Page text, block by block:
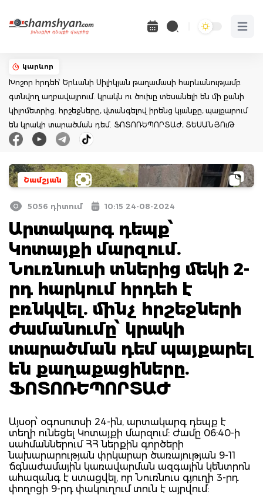
Open
կարևոր
Խոշոր հրդեհ՝ Երևանի Սիլիկյան թաղամասի հարևանությամբ
գտնվող աղբավայրում. կրակն ու ծուխը տեսանելի են մի քանի
կիլոմետրից. հրշեջները, վտանգելով իրենց կյանքը, պայքարում
են կրակի տարածման դեմ. ՖՈՏՈՌԵՊՈՐՏԱԺ, ՏԵՍԱՆՅՈւԹ
Շամշյան
5056 դիտում 10:15 24-08-2024
Արտակարգ դեպք՝
Կոտայքի մարզում.
Նուռնուսի տներից մեկի 2-
րդ հարկում հրդեհ է
բռնկվել. մինչ հրշեջների
ժամանումը՝ կրակի
տարածման դեմ պայքարել
են քաղաքացիները.
ՖՈՏՈՌԵՊՈՐՏԱԺ
Այսօր՝ օգոսոտսի 24-ին, արտակարգ դեպք է
տեղի ունեցել Կոտայքի մարզում: Ժամը 06:40-ի
սահմաններում ՀՀ ներքին գործերի
նախարարության փրկարար ծառայության 9-11
ճգնաժամային կառավարման ազգային կենտրոն
ահազանգ է ստացվել, որ Նուռնուս գյուղի 3-րդ
փողոցի 9-րդ փակուղում տուն է այրվում: